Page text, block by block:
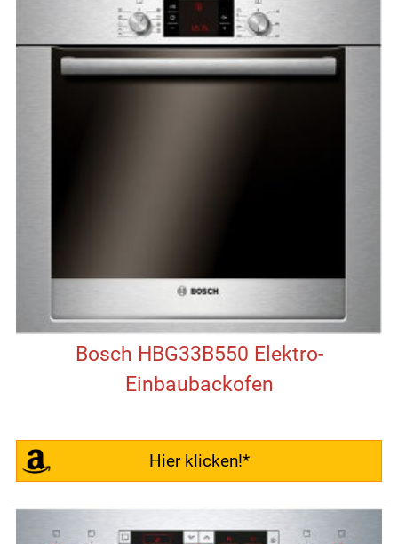
Bosch HBG33B550 Elektro-
Einbaubackofen
Hier klicken!*